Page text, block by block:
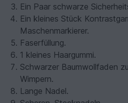
Ein Paar schwarze
Ein kleines Stück
Maschenmarkierer.
Faserfüllung.
1 kleines Haargummi.
Schwarzer Baumwollfaden
Wimpern.
Lange Nadel.